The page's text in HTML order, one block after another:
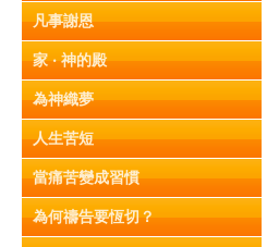
凡事謝恩
家 ‧ 神的殿
為神織夢
人生苦短
當痛苦變成習慣
為何禱告要恆切？